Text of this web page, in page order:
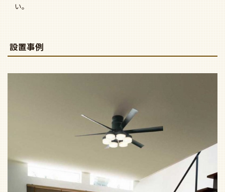
い。
設置事例